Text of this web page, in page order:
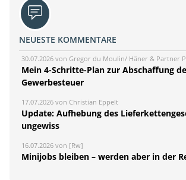
NEUESTE KOMMENTARE
30.07.2026 von Gregor du Moulin/ Häner & Partner
Mein 4-Schritte-Plan zur Abschaffung
Gewerbesteuer
17.07.2026 von Christian Eppelt
Update: Aufhebung des
ungewiss
16.07.2026 von [Rw]
Minijobs bleiben – werden aber in der